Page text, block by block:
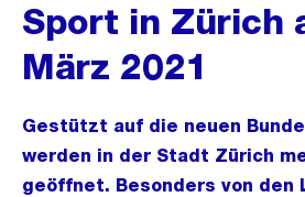
Sport in Zürich
März 2021
Gestützt auf die neuen
werden in der Stadt Zürich
geöffnet. Besonders von den